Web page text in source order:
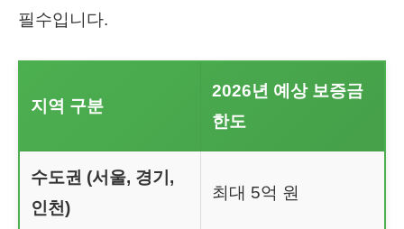
필수입니다.
지역 구분
2026년 예상 보증금
한도
수도권 (서울, 경기,
인천)
최대 5억 원